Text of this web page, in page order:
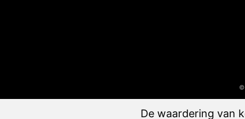
©
De waardering van